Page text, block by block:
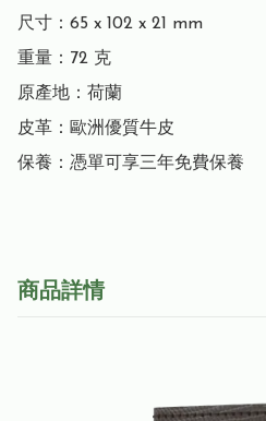
尺寸：65 x 102 x 21 mm
重量：72 克
原產地：荷蘭
皮革：歐洲優質牛皮
保養：憑單可享三年免費保養
商品詳情